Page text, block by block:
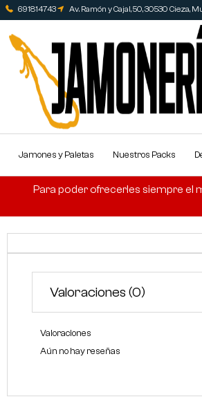
691814743 Av. Ramón y Cajal, 50, 30530 Cieza,
Jamones y Paletas Nuestros Packs
Para poder ofrecerles siempre el
Valoraciones (0)
Valoraciones
Aún no hay reseñas